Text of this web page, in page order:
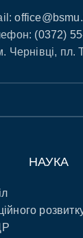
(0372)
Чернівці, пл.
НАУКА